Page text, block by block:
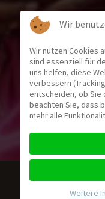
Wir
Wir nutzen Cookies
sind essenziell für
uns helfen, diese
verbessern
entscheiden, ob Sie
beachten Sie, dass
mehr alle
Weitere